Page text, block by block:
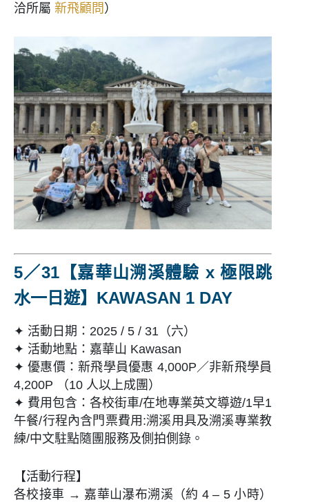
洽所屬 新飛顧問 ）
5／31【嘉華山溯溪體驗 x 極限跳
水一日遊】 KAWASAN 1 DAY
✦ 活動日期：2025 / 5 / 31（六）
✦ 活動地點：嘉華山 Kawasan
✦ 優惠價：新飛學員優惠 4,000P／非新飛學員
4,200P （10 人以上成團）
✦ 費用包含：各校街車/在地專業英文導遊/1早1
午餐/行程內含門票費用:溯溪用具及溯溪專業教
練/中文駐點隨團服務及側拍側錄。
【活動行程】
各校接車 → 嘉華山瀑布溯溪（約 4 – 5 小時）